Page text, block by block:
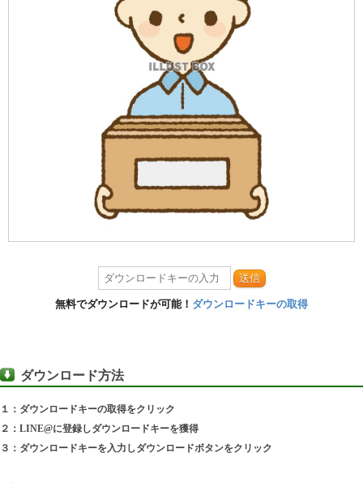
送信
無料でダウンロードが可能！ ダウンロードキーの取得
ダウンロード方法
１：ダウンロードキーの取得をクリック
２：LINE@に登録しダウンロードキーを獲得
３：ダウンロードキーを入力しダウンロードボタンをクリック